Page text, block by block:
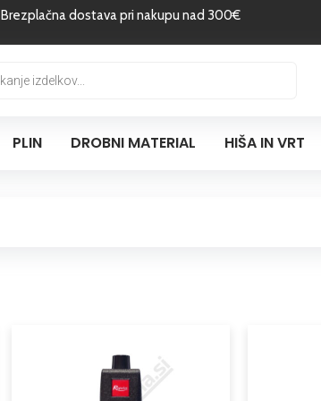
Brezplačna dostava pri nakupu nad 300€
PLIN DROBNI MATERIAL HIŠA IN VRT